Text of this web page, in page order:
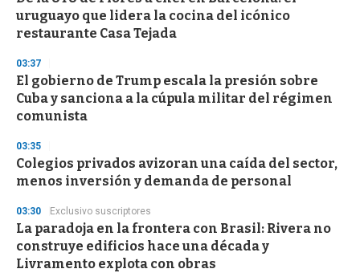
c
o
n
uruguayo que lidera la cocina del icónico
restaurante Casa Tejada
03:37
El gobierno de Trump escala la presión sobre
Cuba y sanciona a la cúpula militar del régimen
comunista
03:35
Colegios privados avizoran una caída del sector,
menos inversión y demanda de personal
03:30 Exclusivo suscriptores
La paradoja en la frontera con Brasil: Rivera no
construye edificios hace una década y
Livramento explota con obras